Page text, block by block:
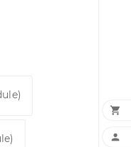

